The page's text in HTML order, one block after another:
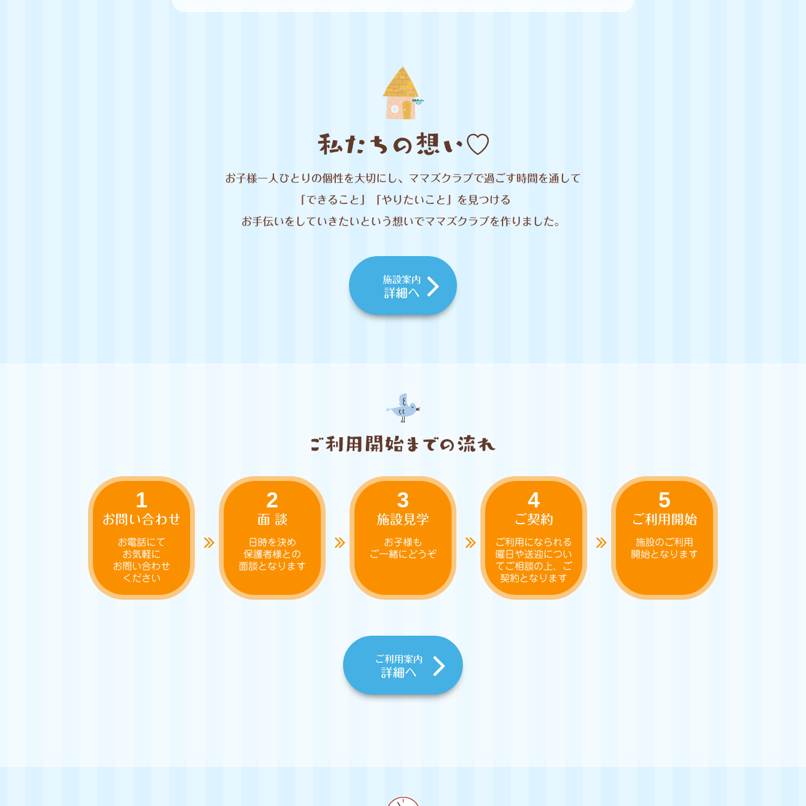
お子様一人ひとりの個性を大切にし、ママズクラブで過ごす時間を通して
「できること」「やりたいこと」を見つける
お手伝いをしていきたいという想いでママズクラブを作りました。
施設案内
詳細へ
1
お問い合わせ
お電話にて
お気軽に
お問い合わせ
ください
2
面 談
日時を決め
保護者様との
面談となります
3
施設見学
お子様も
ご一緒にどうぞ
4
ご契約
ご利用になられる
曜日や送迎につい
てご相談の上、ご
契約となります
5
ご利用開始
施設のご利用
開始となります
ご利用案内
詳細へ